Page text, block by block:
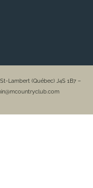
Lambert (Québec) J4S 1B7 –